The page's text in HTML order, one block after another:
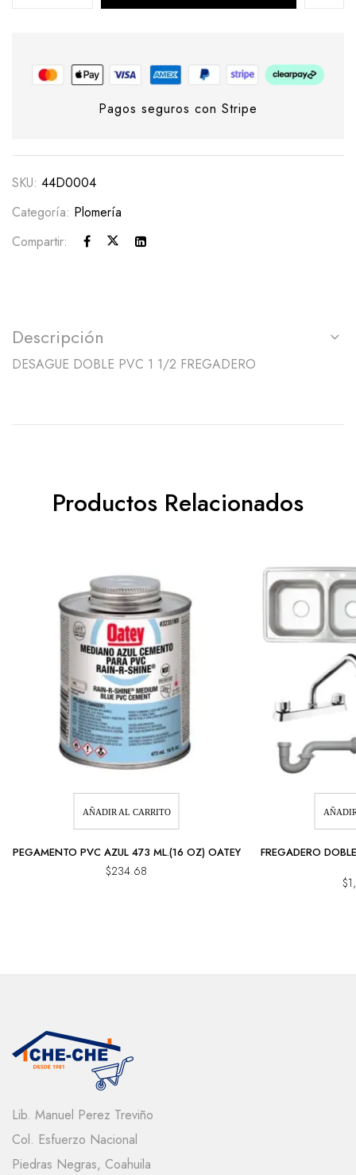
Pagos seguros con Stripe
SKU: 44D0004
Categoría: Plomería
Compartir:
Descripción
DESAGUE DOBLE PVC 1 1/2 FREGADERO
Productos Relacionados
AÑADIR AL CARRITO
PEGAMENTO PVC AZUL 473 ML.(16 OZ) OATEY
$234.68
FREGADERO
$
Lib. Manuel Perez Treviño
Col. Esfuerzo Nacional
Piedras Negras, Coahuila